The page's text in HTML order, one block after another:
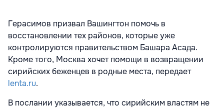
Герасимов призвал Вашингтон помочь в
восстановлении тех районов, которые уже
контролируются правительством Башара Асада.
Кроме того, Москва хочет помощи в возвращении
сирийских беженцев в родные места, передает
lenta.ru.
В послании указывается, что сирийским властям не